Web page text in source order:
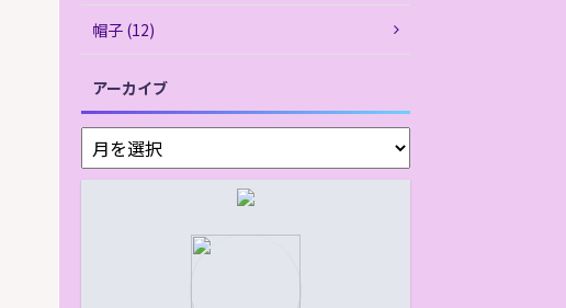
帽子 (12)
アーカイブ